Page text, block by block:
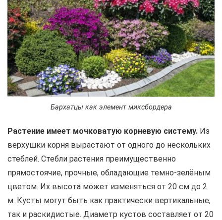
Бархатцы как элемент миксбордера
Растение имеет мочковатую корневую систему. Из
верхушки корня вырастают от одного до нескольких
стеблей. Стебли растения преимущественно
прямостоячие, прочные, обладающие темно-зелёным
цветом. Их высота может изменяться от 20 см до 2
м. Кусты могут быть как практически вертикальные,
так и раскидистые. Диаметр кустов составляет от 20